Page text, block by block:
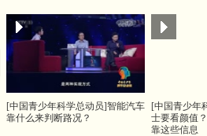
[中国青少年科学总动员]智能汽车
靠什么来判断路况？
[中国青少年
士要看颜值
靠这些信息